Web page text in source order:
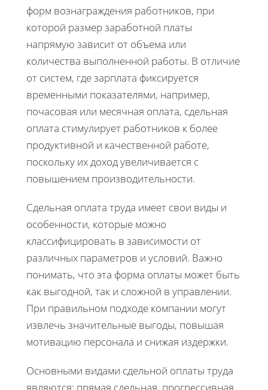
форм вознаграждения работников, при
которой размер заработной платы
напрямую зависит от объема или
количества выполненной работы. В отличие
от систем, где зарплата фиксируется
временными показателями, например,
почасовая или месячная оплата, сдельная
оплата стимулирует работников к более
продуктивной и качественной работе,
поскольку их доход увеличивается с
повышением производительности.
Сдельная оплата труда имеет свои виды и
особенности, которые можно
классифицировать в зависимости от
различных параметров и условий. Важно
понимать, что эта форма оплаты может быть
как выгодной, так и сложной в управлении.
При правильном подходе компании могут
извлечь значительные выгоды, повышая
мотивацию персонала и снижая издержки.
Основными видами сдельной оплаты труда
являются: прямая сдельная, прогрессивная